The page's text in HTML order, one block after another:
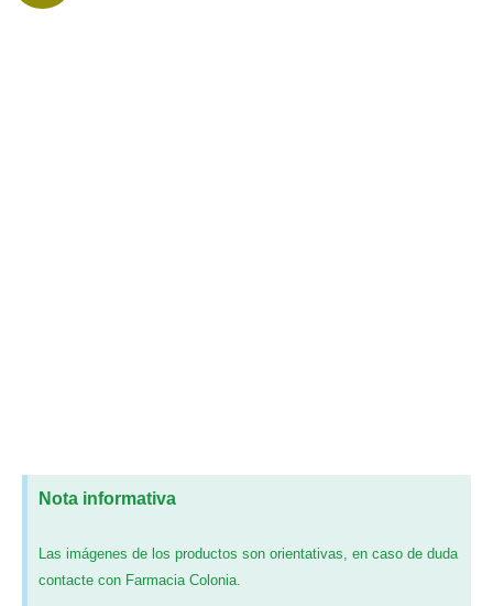
Nota informativa
Las imágenes de los productos son orientativas, en caso de duda
contacte con Farmacia Colonia.